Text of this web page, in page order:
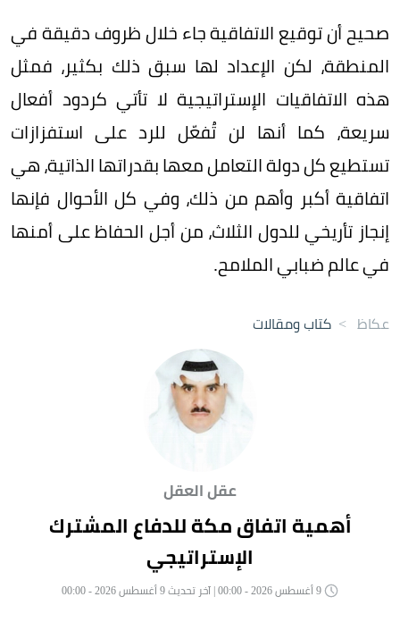
صحيح أن توقيع الاتفاقية جاء خلال ظروف دقيقة في
المنطقة، لكن الإعداد لها سبق ذلك بكثير، فمثل
هذه الاتفاقيات الإستراتيجية لا تأتي كردود أفعال
سريعة، كما أنها لن تُفعّل للرد على استفزازات
تستطيع كل دولة التعامل معها بقدراتها الذاتية، هي
اتفاقية أكبر وأهم من ذلك، وفي كل الأحوال فإنها
إنجاز تأريخي للدول الثلاث، من أجل الحفاظ على أمنها
في عالم ضبابي الملامح.
عكاظ > كتاب ومقالات
عقل العقل
أهمية اتفاق مكة للدفاع المشترك
الإستراتيجي